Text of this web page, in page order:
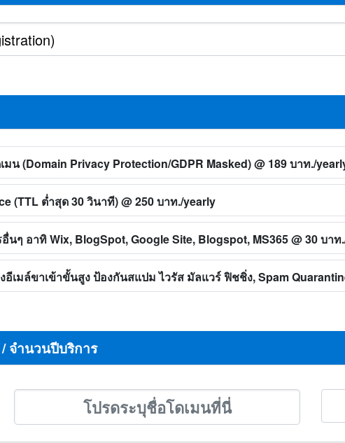
มน (Domain Privacy Protection/GDPR Masked)@ 189 บาท./
(TTL ต่ำสุด 30 วินาที)@ 250 บาท./yearly
นๆ อาทิ Wix, BlogSpot, Google Site, Blogspot, MS365@ 30 บา
อีเมล์ขาเข้าขั้นสูง ป้องกันสแปม ไวรัส มัลแวร์ ฟิชชิ่ง, Spam
จำนวนปีบริการ